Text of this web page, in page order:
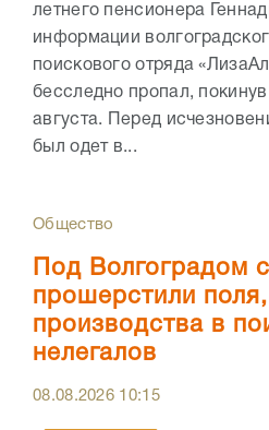
летнего пенсионера
информации
поискового отряда
бесследно пропал,
августа. Перед
был одет в...
Общество
Под Волгоградом
прошерстили
производства в
нелегалов
08.08.2026 10:15